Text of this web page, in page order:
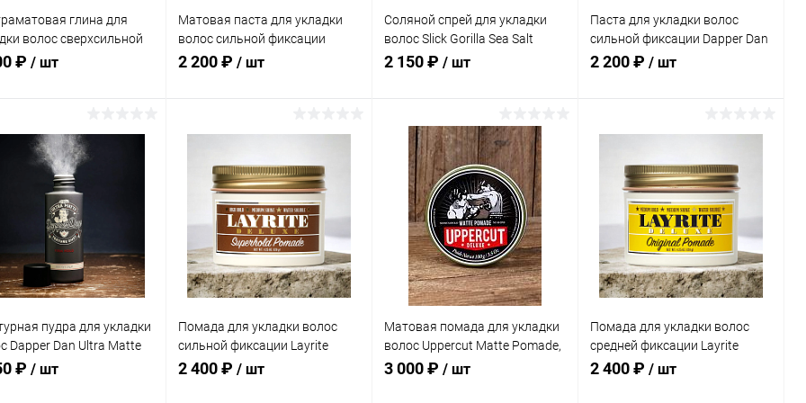
глина для
волос сверхсильной
Dapper Dan Ultra
₽ / шт
Подписаться
сравнению
В избранное
Недоступно
Матовая паста для укладки
волос сильной фиксации
Dapper Dan Matt Paste, 100 мл
2 200 ₽ / шт
Подписаться
Купить в 1
К
сравнению
В избранное
Недоступно
Соляной спрей для укладки
волос Slick Gorilla Sea Salt
Spray, 200 мл
2 150 ₽ / шт
Подписаться
Купить в 1
К
сравнению
В избранное
Недоступно
Паста для укладки волос
сильной фиксации Dapper Dan
Signature Style Paste, 100 мл
2 200 ₽ / шт
Подписаться
Купить в 1
К
сравнению
В избранное
Недоступно
пудра для укладки
Dapper Dan Ultra Matte
Dust, 20 гр.
₽ / шт
Помада для укладки волос
сильной фиксации Layrite
Deluxe Superhold Pomade, 120
2 400 ₽ / шт
Матовая помада для укладки
волос Uppercut Matte Pomade,
100 гр
3 000 ₽ / шт
Помада для укладки волос
средней фиксации Layrite
Original Deluxe Pomade, 120 гр
2 400 ₽ / шт